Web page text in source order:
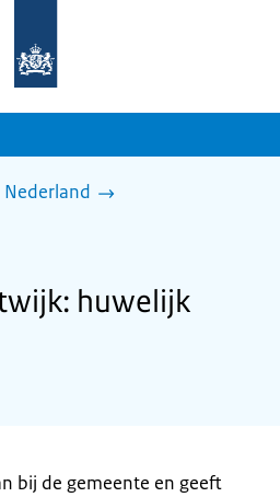
Nederland
huwelijk
bij de gemeente en geeft